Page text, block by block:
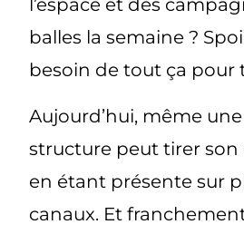
l’espace et des
balles la semaine ?
besoin de tout ça pour
Aujourd’hui, même
structure peut tirer son
en étant présente sur
canaux. Et